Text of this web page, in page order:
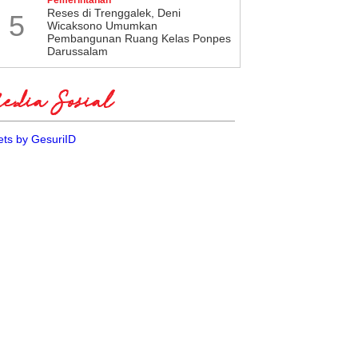
5
​Reses di Trenggalek, Deni
Wicaksono Umumkan
Pembangunan Ruang Kelas Ponpes
Darussalam
Sosial
by GesuriID